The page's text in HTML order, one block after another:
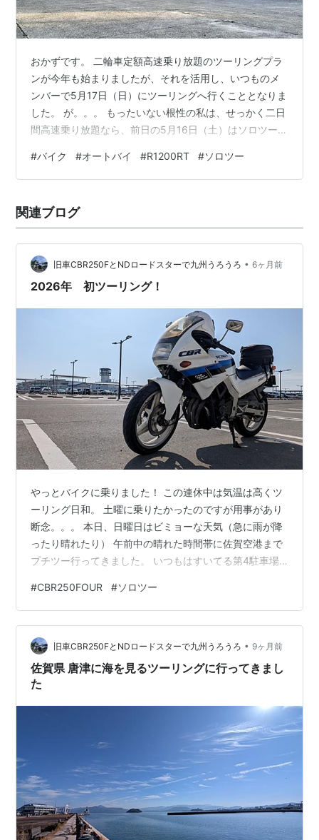
おかずです。 二輪車定額高速乗り放題のツーリングプラ
ンが今年も始まりましたが、それを活用し、いつものメ
ンバーで5月17日（日）にツーリングへ行くこととなりま
した。 が。。。 もったいない根性の私は、せっかく二日
間高速乗り放題なら、前日の5月16日（土）はソロツーに
に、タイヤの空気圧を調整して出発。 （早朝から電動空
気入れの音が爆音！） 高速道路が使えるのはラクチン
の下田で下りる。 ま、高速は乗り放題だからいいかと、
また高速に乗って、今度こそ松井田妙義でOUT。 妙義山
#バイク #オートバイ #R1200RT #ソロツー
関連ブログ
旧車CBR250FとNDロードスターで九州うろうろ • 6ヶ月前
2026年 初ツーリング！
やっとバイクに乗りました！ この連休中は気温は高くツ
ーリング日和。 土曜に乗りたかったのですが用事があり
断念。。。 本日、日曜日はビミョーな天気（急に雨が降
ったり晴れたり） 午前中の晴れた時間帯に佐賀空港まで
プチツー行ってきました。 いつもはすいてる第4駐車場
車も人も沢山でした。 3連休なので実際空港を利用して
いる人も多かったのかも～ 気温は高かったのですが風が
強くて橋の上などは横風で吹き飛ばされそうでした💦 佐
賀空港で天気予報を確認すると14時には雨が降り始めま
すと予報が出てたので急いで帰りましたよ。 佐賀空港前
の桜並木道も通りましたがまだま…
#CBR250FOUR #ソロツー
旧車CBR250FとNDロードスターで九州うろうろ • 9ヶ月前
佐賀県 唐津に海を見るツーリングに行ってきまし
た